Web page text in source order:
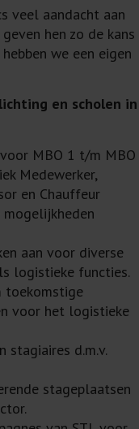
veel aandacht aan
hen zo de kans
we een eigen
en scholen in
MBO 1 t/m MBO
Medewerker,
en Chauffeur
aan voor diverse
logistieke functies.
toekomstige
voor het logistieke
stagiaires d.m.v.
stageplaatsen